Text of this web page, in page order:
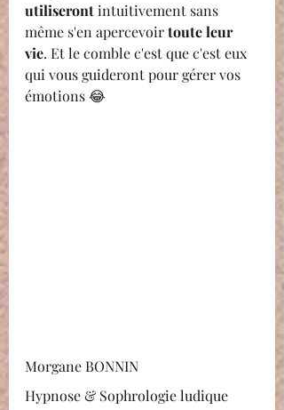
utiliseront intuitivement sans
même s'en apercevoir toute leur
vie. Et le comble c'est que c'est eux
qui vous guideront pour gérer vos
émotions 😂
Morgane BONNIN
Hypnose & Sophrologie ludique